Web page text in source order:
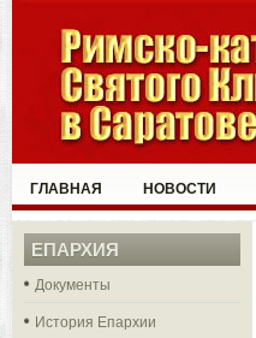
ГЛАВНАЯ НОВОСТИ
ЕПАРХИЯ
Документы
История Епархии